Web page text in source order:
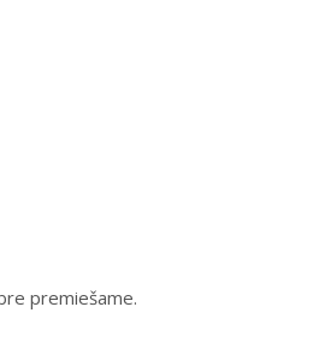
premiešame.